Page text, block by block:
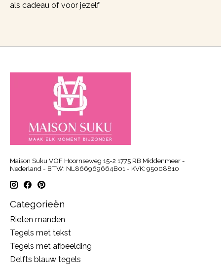
als cadeau of voor jezelf
Maison Suku VOF Hoornseweg 15-2 1775 RB Middenmeer -
Nederland - BTW: NL866969664B01 - KVK: 95008810
Categorieën
Rieten manden
Tegels met tekst
Tegels met afbeelding
Delfts blauw tegels